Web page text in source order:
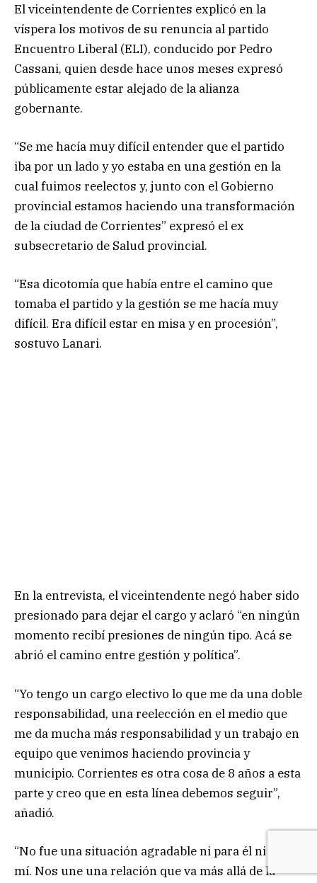
El viceintendente de Corrientes explicó en la
víspera los motivos de su renuncia al partido
Encuentro Liberal (ELI), conducido por Pedro
Cassani, quien desde hace unos meses expresó
públicamente estar alejado de la alianza
gobernante.
“Se me hacía muy difícil entender que el partido
iba por un lado y yo estaba en una gestión en la
cual fuimos reelectos y, junto con el Gobierno
provincial estamos haciendo una transformación
de la ciudad de Corrientes” expresó el ex
subsecretario de Salud provincial.
“Esa dicotomía que había entre el camino que
tomaba el partido y la gestión se me hacía muy
difícil. Era difícil estar en misa y en procesión”,
sostuvo Lanari.
En la entrevista, el viceintendente negó haber sido
presionado para dejar el cargo y aclaró “en ningún
momento recibí presiones de ningún tipo. Acá se
abrió el camino entre gestión y política”.
“Yo tengo un cargo electivo lo que me da una doble
responsabilidad, una reelección en el medio que
me da mucha más responsabilidad y un trabajo en
equipo que venimos haciendo provincia y
municipio. Corrientes es otra cosa de 8 años a esta
parte y creo que en esta línea debemos seguir”,
añadió.
“No fue una situación agradable ni para él ni para
mí. Nos une una relación que va más allá de la